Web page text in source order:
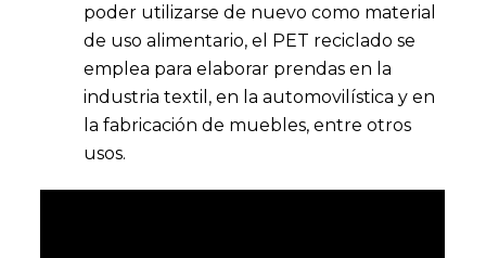
poder utilizarse de nuevo como material
de uso alimentario, el PET reciclado se
emplea para elaborar prendas en la
industria textil, en la automovilística y en
la fabricación de muebles, entre otros
usos.